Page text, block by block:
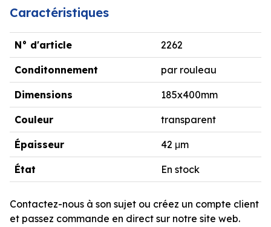
Caractéristiques
N° d'article 2262
Conditonnement par rouleau
Dimensions 185x400mm
Couleur transparent
Épaisseur 42 μm
État En stock
Contactez-nous à son sujet ou créez un compte client
et passez commande en direct sur notre site web.